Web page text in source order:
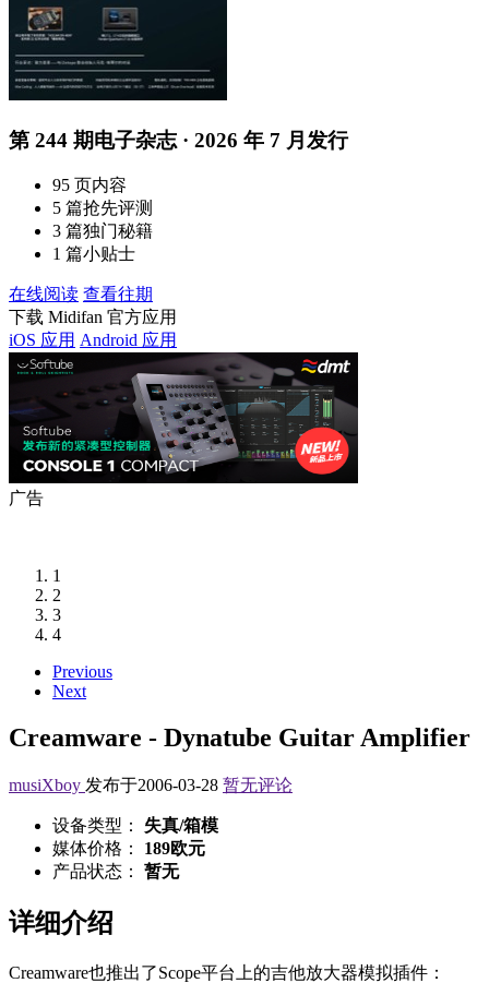
第 244 期电子杂志 · 2026 年 7 月发行
95 页内容
5 篇抢先评测
3 篇独门秘籍
1 篇小贴士
在线阅读 查看往期
下载 Midifan 官方应用
iOS 应用 Android 应用
广告
1
2
3
4
Previous
Next
Creamware - Dynatube Guitar Amplifier
musiXboy 发布于2006-03-28 暂无评论
设备类型：
失真/箱模
媒体价格：
189欧元
产品状态：
暂无
详细介绍
Creamware也推出了Scope平台上的吉他放大器模拟插件：